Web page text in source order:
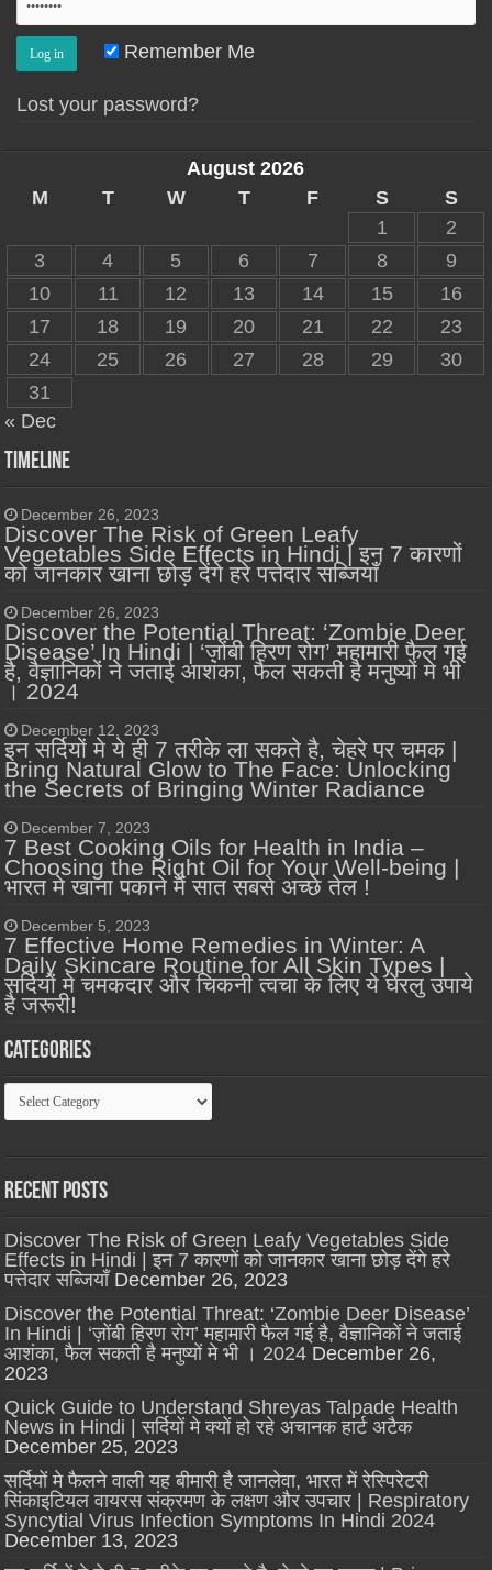
Remember Me
Lost your password?
August 2026
M
T W T F S
S
1
2
3
4 5 6 7 8
9
10
11 12 13 14 15
16
17
18 19 20 21 22
23
24
25 26 27 28 29
30
31
« Dec
Timeline
December 26, 2023
Discover The Risk of Green Leafy
Vegetables Side Effects in Hindi | इन 7 कारणों
को जानकार खाना छोड़ देंगे हरे पत्तेदार सब्जियाँ
December 26, 2023
Discover the Potential Threat: ‘Zombie Deer
Disease’ In Hindi | ‘ज़ोंबी हिरण रोग’ महामारी फैल गई
है, वैज्ञानिकों ने जताई आशंका, फैल सकती है मनुष्यों मे भी
। 2024
December 12, 2023
इन सर्दियों मे ये ही 7 तरीके ला सकते है, चेहरे पर चमक |
Bring Natural Glow to The Face: Unlocking
the Secrets of Bringing Winter Radiance
December 7, 2023
7 Best Cooking Oils for Health in India –
Choosing the Right Oil for Your Well-being |
भारत मे खाना पकाने में सात सबसे अच्छे तेल !
December 5, 2023
7 Effective Home Remedies in Winter: A
Daily Skincare Routine for All Skin Types |
सर्दियों मे चमकदार और चिकनी त्वचा के लिए ये घेरलु उपाये
है जरूरी!
Categories
Categories
Recent Posts
Discover The Risk of Green Leafy Vegetables Side
Effects in Hindi | इन 7 कारणों को जानकार खाना छोड़ देंगे हरे
पत्तेदार सब्जियाँ December 26, 2023
Discover the Potential Threat: ‘Zombie Deer Disease’
In Hindi | ‘ज़ोंबी हिरण रोग’ महामारी फैल गई है, वैज्ञानिकों ने जताई
आशंका, फैल सकती है मनुष्यों मे भी । 2024 December 26,
2023
Quick Guide to Understand Shreyas Talpade Health
News in Hindi | सर्दियों मे क्यों हो रहे अचानक हार्ट अटैक
December 25, 2023
सर्दियों मे फैलने वाली यह बीमारी है जानलेवा, भारत में रेस्पिरेटरी
सिंकाइटियल वायरस संक्रमण के लक्षण और उपचार | Respiratory
Syncytial Virus Infection Symptoms In Hindi 2024
December 13, 2023